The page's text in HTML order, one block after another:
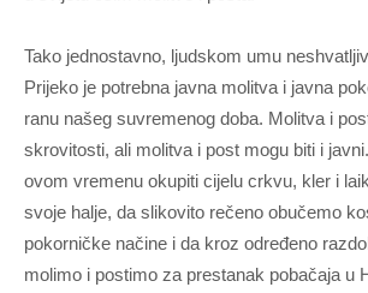
Tako jednostavno, ljudskom umu
Prijeko je potrebna javna molitva i javna
ranu našeg suvremenog doba. Molitva i
skrovitosti, ali molitva i post mogu biti i
ovom vremenu okupiti cijelu crkvu, kler i
svoje halje, da slikovito rečeno obučemo
pokorničke načine i da kroz određeno
molimo i postimo za prestanak pobačaja u